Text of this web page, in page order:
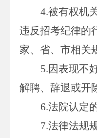
4.被有权机
违反招考纪律的
家、省、市相关
5.因表现不
解聘、辞退或开
6.法院认定
7.法律法规